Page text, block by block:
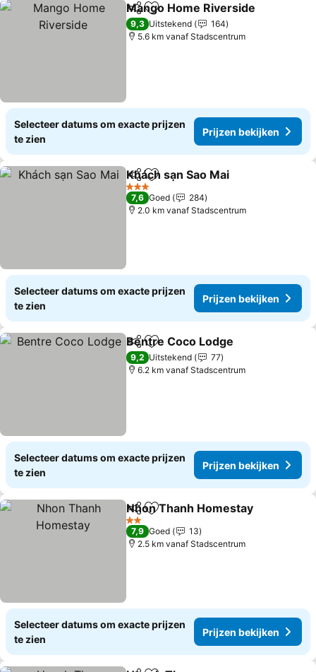
DelenToevoegen aan favorieten
Mango Home Riverside
9,3 Uitstekend
164
5.6 km vanaf Stadscentrum
Selecteer datums om exacte prijzen
te zien
Prijzen bekijken
DelenToevoegen aan favorieten
Khách sạn Sao Mai
3 Sterren
7,6 Goed
284
2.0 km vanaf Stadscentrum
Selecteer datums om exacte prijzen
te zien
Prijzen bekijken
DelenToevoegen aan favorieten
Bentre Coco Lodge
9,2 Uitstekend
77
6.2 km vanaf Stadscentrum
Selecteer datums om exacte prijzen
te zien
Prijzen bekijken
DelenToevoegen aan favorieten
Nhon Thanh Homestay
2 Sterren
7,9 Goed
13
2.5 km vanaf Stadscentrum
Selecteer datums om exacte prijzen
te zien
Prijzen bekijken